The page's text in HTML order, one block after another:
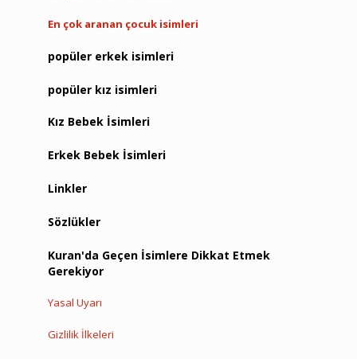
En çok aranan çocuk isimleri
popüler erkek isimleri
popüler kız isimleri
Kız Bebek İsimleri
Erkek Bebek İsimleri
Linkler
Sözlükler
Kuran'da Geçen İsimlere Dikkat Etmek
Gerekiyor
Yasal Uyarı
Gizlilik İlkeleri